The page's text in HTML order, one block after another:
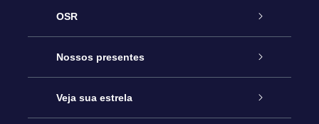
OSR
Serviço
Entre em contato conosco
Nossos presentes
Presente estrelar on-line
Veja sua estrela